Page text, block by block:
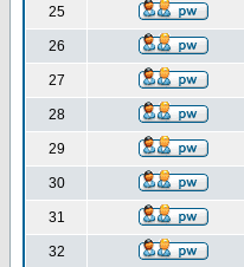
25
26
27
28
29
30
31
32